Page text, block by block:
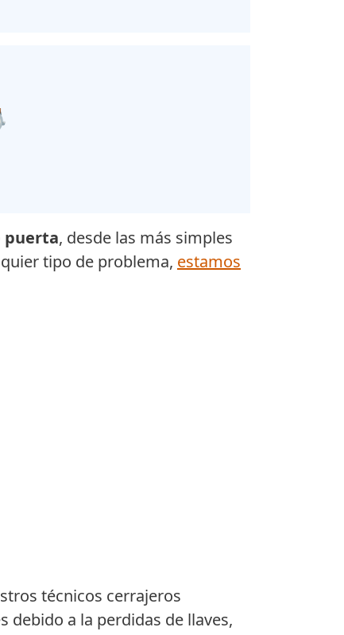
puerta, desde las más simples
tipo de problema, estamos
técnicos cerrajeros
debido a la perdidas de llaves,